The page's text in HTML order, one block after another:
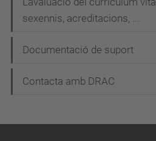
a
c
sexennis, acreditacions, ...
Documentació de suport
Contacta amb DRAC